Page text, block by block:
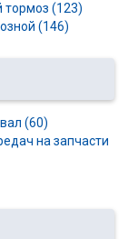
тормоз (123)
(146)
(60)
на запчасти